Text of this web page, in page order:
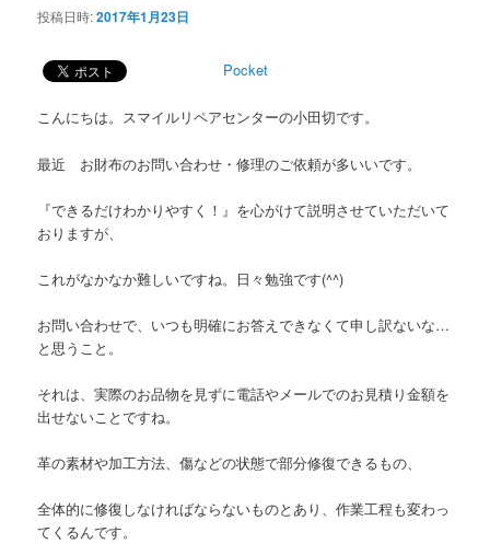
投稿日時:2017年1月23日
Pocket
こんにちは。スマイルリペアセンターの小田切です。
最近 お財布のお問い合わせ・修理のご依頼が多いいです。
『できるだけわかりやすく！』を心がけて説明させていただいて
おりますが、
これがなかなか難しいですね。日々勉強です(^^)
お問い合わせで、いつも明確にお答えできなくて申し訳ないな…
と思うこと。
それは、実際のお品物を見ずに電話やメールでのお見積り金額を
出せないことですね。
革の素材や加工方法、傷などの状態で部分修復できるもの、
全体的に修復しなければならないものとあり、作業工程も変わっ
てくるんです。